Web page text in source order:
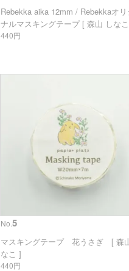
Rebekka aika 12mm / Rebekkaオ
ナルマスキングテープ [ 森山 しな
440円
No. 5
マスキングテープ 花うさぎ [ 森
なこ ]
440円